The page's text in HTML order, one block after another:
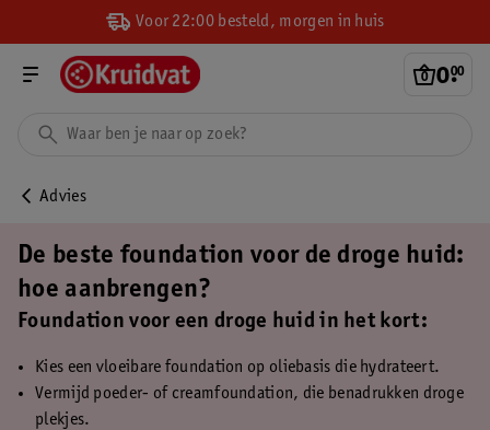
Voor 22:00 besteld, morgen in huis
0.
00
Advies
De beste foundation voor de droge huid:
hoe aanbrengen?
Foundation voor een droge huid in het kort:
Kies een vloeibare foundation op oliebasis die hydrateert.
Vermijd poeder- of creamfoundation, die benadrukken droge
plekjes.